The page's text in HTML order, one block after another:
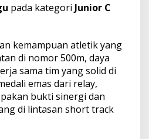
pada kategori Junior C
kemampuan atletik yang
di nomor 500m, daya
sama tim yang solid di
emas dari relay,
bukti sinergi dan
di lintasan short track